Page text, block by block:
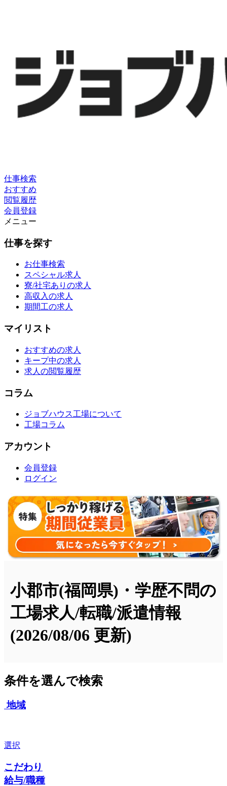
仕事検索
おすすめ
閲覧履歴
会員登録
メニュー
仕事を探す
お仕事検索
スペシャル求人
寮/社宅ありの求人
高収入の求人
期間工の求人
マイリスト
おすすめの求人
キープ中の求人
求人の閲覧履歴
コラム
ジョブハウス工場について
工場コラム
アカウント
会員登録
ログイン
小郡市(福岡県)・学歴不問の
工場求人/転職/派遣情報
(2026/08/06 更新)
条件を選んで検索
地域
選択
こだわり
給与/職種